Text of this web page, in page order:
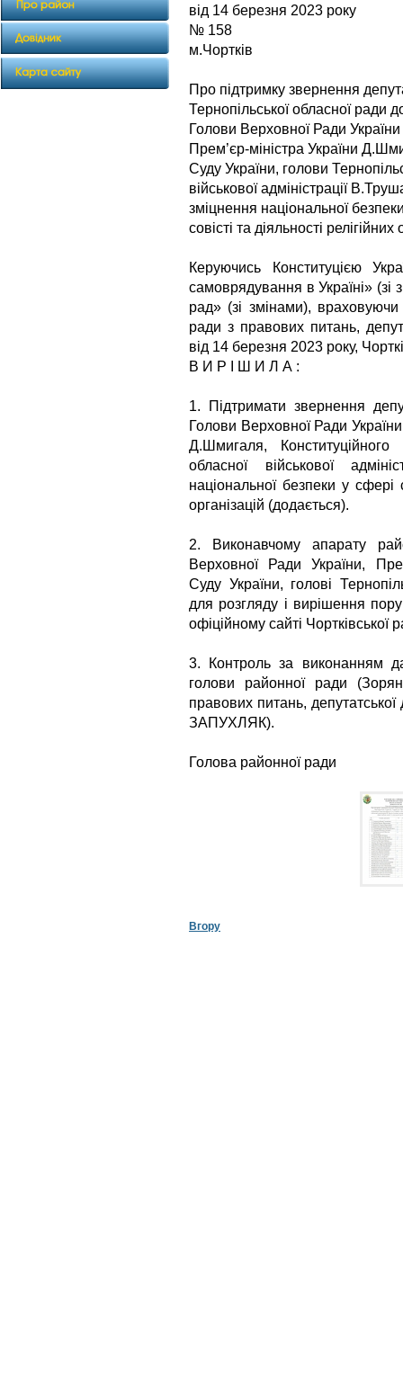
від 14
№ 158
м.Чортків
Про підтримку звернення
Тернопільської обласної ради
Голови Верховної Ради
Прем’єр-міністра України
Суду України, голови
військової адміністрації
зміцнення національної
совісті та діяльності релігійних
Керуючись Конституцією
самоврядування в Україні» (зі
рад» (зі змінами), враховуючи
ради з правових питань,
від 14 березня 2023 року,
В И Р І Ш И Л А :
1. Підтримати звернення
Голови Верховної Ради
Д.Шмигаля, Конституційного
обласної військової
національної безпеки у сфері
організацій (додається).
2. Виконавчому апарату
Верховної Ради України,
Суду України, голові
для розгляду і вирішення
офіційному сайті Чортківської
3. Контроль за виконанням
голови районної ради
правових питань, депутатської
ЗАПУХЛЯК).
Голова
Вгору